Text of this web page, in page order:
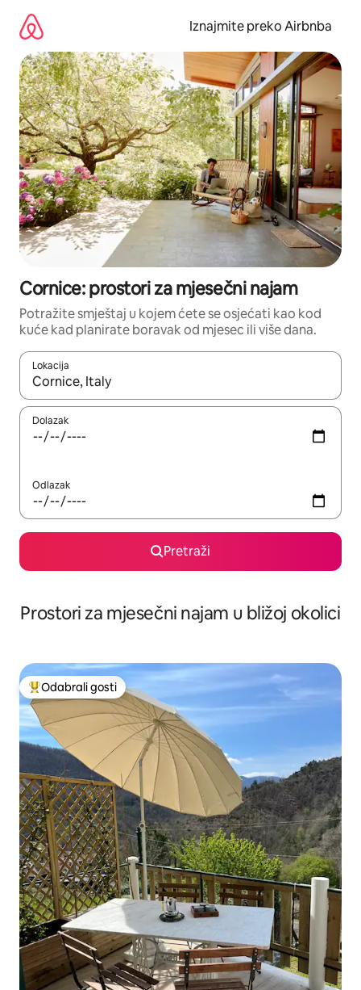
sadržaj
Iznajmite preko Airbnba
Cornice: prostori za mjesečni najam
Potražite smještaj u kojem ćete se osjećati kao kod
kuće kad planirate boravak od mjesec ili više dana.
Lokacija
Kada budu dostupni rezultati, moći ćete ih pregledati
Dolazak
Odlazak
Pretraži
Prostori za mjesečni najam u bližoj okolici
Među najviše rangiranima s oznakom „Odabrali gosti”
Odabrali gosti